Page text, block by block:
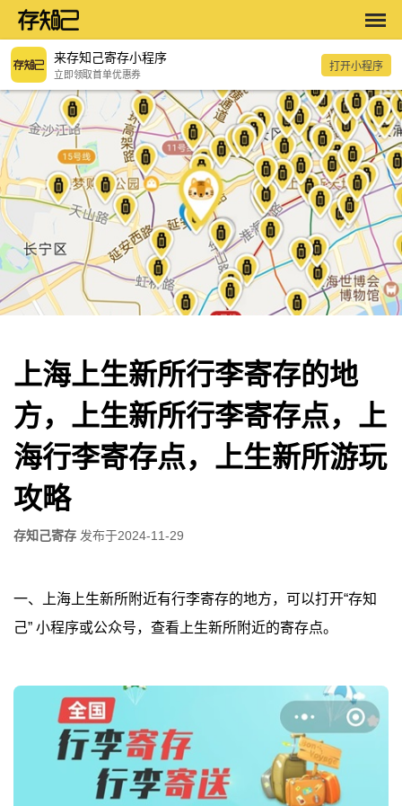
来存知己寄存小程序
立即领取首单优惠券
打开小程序
上海上生新所行李寄存的地
方，上生新所行李寄存点，上
海行李寄存点，上生新所游玩
攻略
存知己寄存 发布于2024-11-29
一、上海上生新所附近有行李寄存的地方，可以打开“存知
己” 小程序或公众号，查看上生新所附近的寄存点。